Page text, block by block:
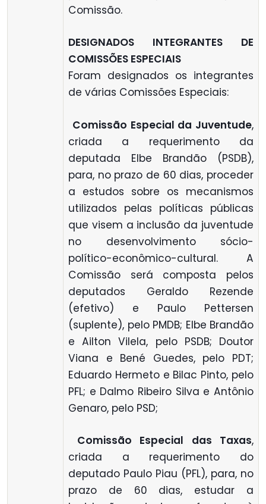
Comissão.
DESIGNADOS INTEGRANTES DE
COMISSÕES ESPECIAIS
Foram designados os integrantes
de várias Comissões Especiais:
Comissão Especial da Juventude,
criada a requerimento da
deputada Elbe Brandão (PSDB),
para, no prazo de 60 dias, proceder
a estudos sobre os mecanismos
utilizados pelas políticas públicas
que visem a inclusão da juventude
no desenvolvimento sócio-
político-econômico-cultural. A
Comissão será composta pelos
deputados Geraldo Rezende
(efetivo) e Paulo Pettersen
(suplente), pelo PMDB; Elbe Brandão
e Ailton Vilela, pelo PSDB; Doutor
Viana e Bené Guedes, pelo PDT;
Eduardo Hermeto e Bilac Pinto, pelo
PFL; e Dalmo Ribeiro Silva e Antônio
Genaro, pelo PSD;
Comissão Especial das Taxas,
criada a requerimento do
deputado Paulo Piau (PFL), para, no
prazo de 60 dias, estudar a